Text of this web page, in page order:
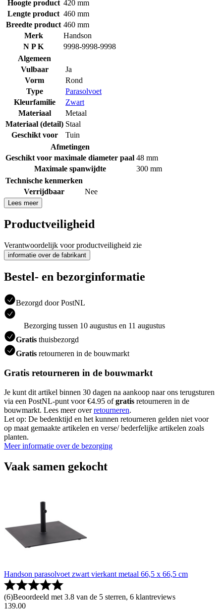
Hoogte product 420 mm
Lengte product 460 mm
Breedte product 460 mm
Merk
Handson
N P K
9998-9998-9998
Algemeen
Vulbaar
Ja
Vorm
Rond
Type
Parasolvoet
Kleurfamilie
Zwart
Materiaal
Metaal
Materiaal (detail) Staal
Geschikt voor
Tuin
Afmetingen
Geschikt voor maximale diameter paal 48 mm
Maximale spanwijdte
300 mm
Technische kenmerken
Verrijdbaar
Nee
Lees meer
Productveiligheid
Verantwoordelijk voor productveiligheid zie
informatie over de fabrikant
Bestel- en bezorginformatie
Bezorgd door PostNL
Bezorging tussen 10 augustus en 11 augustus
Gratis thuisbezorgd
Gratis retourneren in de bouwmarkt
Gratis retourneren in de bouwmarkt
Je kunt dit artikel binnen 30 dagen na aankoop naar ons terugsturen
via een PostNL-punt voor €4.95 ofgratis retourneren in de
bouwmarkt. Lees meer overretourneren.
Let op: De bedenktijd en het kunnen retourneren gelden niet voor
op maat gemaakte artikelen en verse/ bederfelijke artikelen zoals
planten.
Meer informatie over de bezorging
Vaak samen gekocht
Handson parasolvoet zwart vierkant metaal 66,5 x 66,5 cm
(6)Beoordeeld met 3.8 van de 5 sterren, 6 klantreviews
139.00